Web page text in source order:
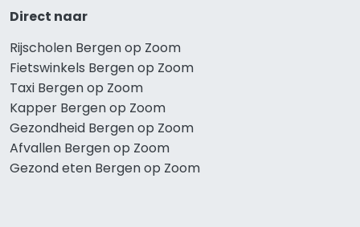
Direct naar
Rijscholen Bergen op Zoom
Fietswinkels Bergen op Zoom
Taxi Bergen op Zoom
Kapper Bergen op Zoom
Gezondheid Bergen op Zoom
Afvallen Bergen op Zoom
Gezond eten Bergen op Zoom